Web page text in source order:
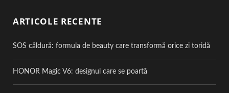
ARTICOLE RECENTE
SOS căldură: formula de beauty care transformă orice zi toridă
HONOR Magic V6: designul care se poartă